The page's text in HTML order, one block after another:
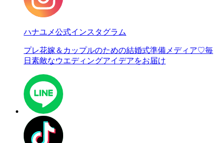
ハナユメ公式インスタグラム
プレ花嫁＆カップルのための結婚式準備メディア♡毎
日素敵なウエディングアイデアをお届け